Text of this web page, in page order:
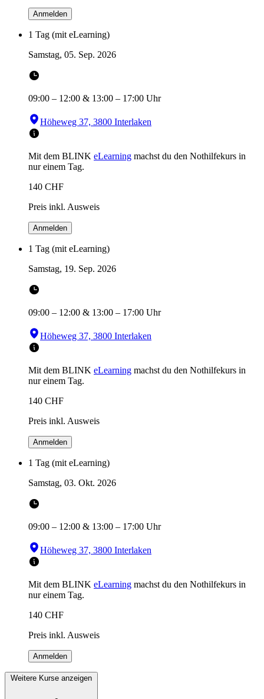
Anmelden
1 Tag (mit eLearning)
Samstag, 05. Sep. 2026
09:00 – 12:00 & 13:00 – 17:00 Uhr
Höheweg 37, 3800 Interlaken
Mit dem BLINK eLearning machst du den Nothilfekurs in
nur einem Tag.
140 CHF
Preis inkl. Ausweis
Anmelden
1 Tag (mit eLearning)
Samstag, 19. Sep. 2026
09:00 – 12:00 & 13:00 – 17:00 Uhr
Höheweg 37, 3800 Interlaken
Mit dem BLINK eLearning machst du den Nothilfekurs in
nur einem Tag.
140 CHF
Preis inkl. Ausweis
Anmelden
1 Tag (mit eLearning)
Samstag, 03. Okt. 2026
09:00 – 12:00 & 13:00 – 17:00 Uhr
Höheweg 37, 3800 Interlaken
Mit dem BLINK eLearning machst du den Nothilfekurs in
nur einem Tag.
140 CHF
Preis inkl. Ausweis
Anmelden
Weitere Kurse anzeigen